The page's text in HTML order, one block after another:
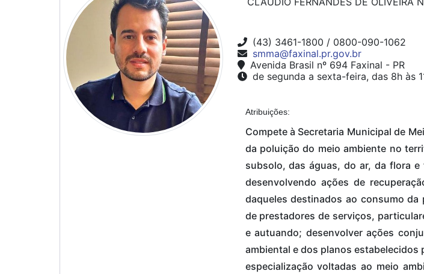
(43) 3461-1800 / 0800-090-1062
smma@faxinal.pr.gov.br
Avenida Brasil nº 694 Faxinal - PR
de segunda a sexta-feira, das 8h às
Atribuições:
Compete à Secretaria Municipal de
da poluição do meio ambiente no
subsolo, das águas, do ar, da flora
desenvolvendo ações de
daqueles destinados ao consumo
de prestadores de serviços,
e autuando; desenvolver ações
ambiental e dos planos estabelecidos
especialização voltadas ao meio